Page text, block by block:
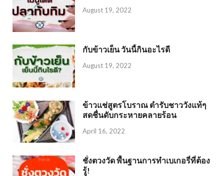
August 19, 2022
กับข้าวเย็น วันนี้กินอะไรดี
August 19, 2022
ข้าวแช่สูตรโบราณ ตำรับชาววังแท้ๆ
สดชื่นดับกระหายคลายร้อน
April 16, 2022
ชั่งตวงวัด พื้นฐานการทำเบเกอรี่ที่ต้อง
รู้!